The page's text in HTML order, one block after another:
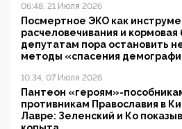
06:48, 21 Июля 2026
Посмертное ЭКО как
расчеловечивания и
депутатам пора остановить
методы «спасения
10:34, 07 Июля 2026
Пантеон «героям»-
противникам Православия в
Лавре: Зеленский и Ко